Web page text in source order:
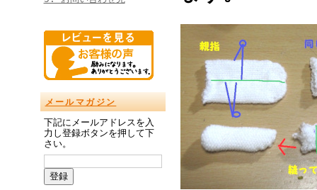
メールマガジン
下記にメールアドレスを入
力し登録ボタンを押して下
さい。